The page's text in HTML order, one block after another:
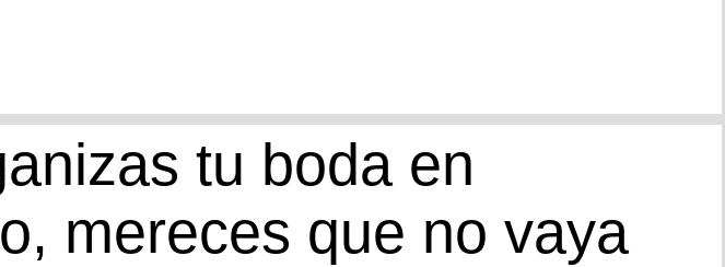
tu boda en
mereces que no vaya